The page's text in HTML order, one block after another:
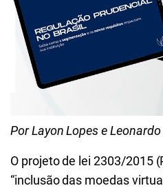
Por Layon Lopes e
O projeto de lei 2303/2015
“inclusão das moedas